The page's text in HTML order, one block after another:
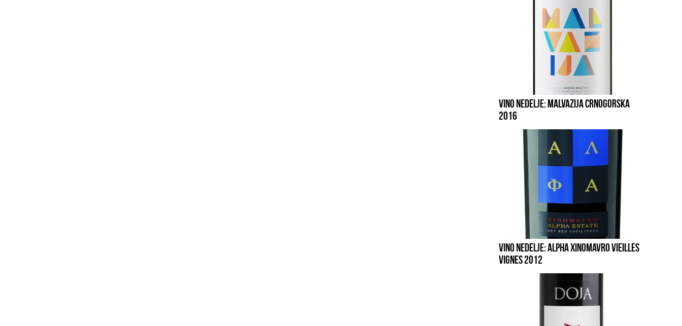
VINO NEDELJE: MALVAZIJA CRNOGORSKA
2016
VINO NEDELJE: ALPHA XINOMAVRO VIEILLES
VIGNES 2012